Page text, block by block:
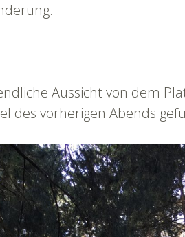
Aussicht von dem
des vorherigen Abends